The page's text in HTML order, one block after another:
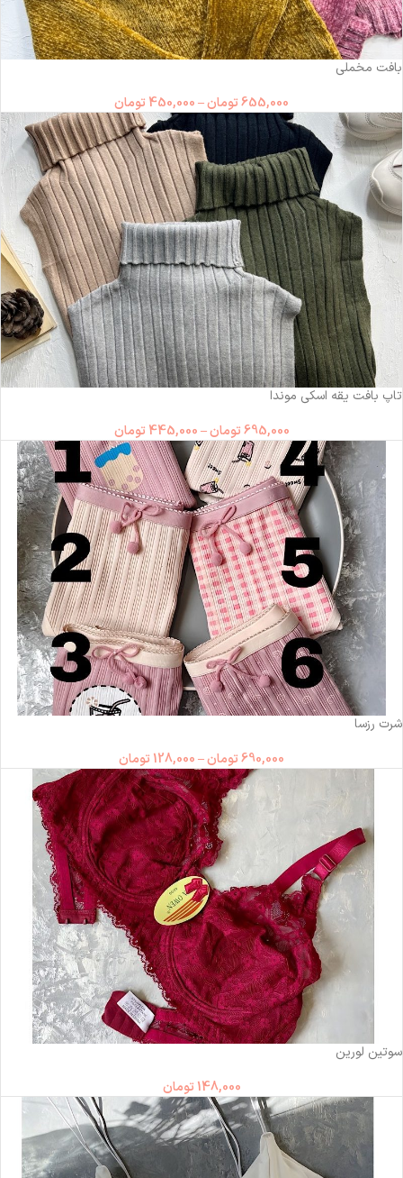
بافت مخملی
655,000تومان–
450,000 تومان
-36%
تاپ بافت یقه اسکی موندا
695,000تومان–
445,000 تومان
ناموجود
شرت رزسا
690,000تومان–
128,000 تومان
سوتین لورین
148,000 تومان